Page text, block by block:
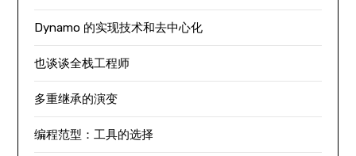
Dynamo 的实现技术和去中心化
也谈谈全栈工程师
多重继承的演变
编程范型：工具的选择